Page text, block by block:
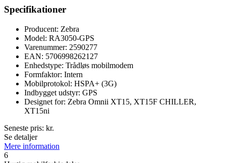
Specifikationer
Producent: Zebra
Model: RA3050-GPS
Varenummer: 2590277
EAN: 5706998262127
Enhedstype: Trådløs mobilmodem
Formfaktor: Intern
Mobilprotokol: HSPA+ (3G)
Indbygget udstyr: GPS
Designet for: Zebra Omnii XT15, XT15F CHILLER,
XT15ni
Seneste pris: kr.
Se detaljer
Mere information
6